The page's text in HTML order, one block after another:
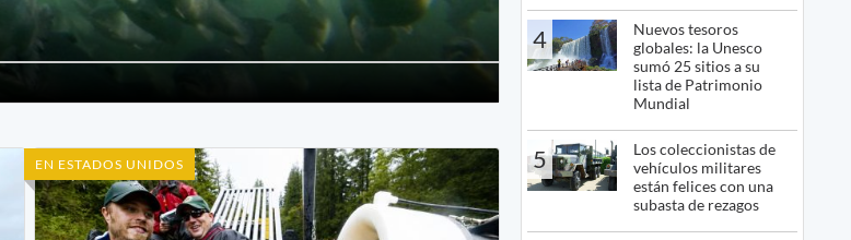
EN ESTADOS UNIDOS
4
Nuevos tesoros
globales: la Unesco
sumó 25 sitios a su
lista de Patrimonio
Mundial
5
Los coleccionistas de
vehículos militares
están felices con una
subasta de rezagos